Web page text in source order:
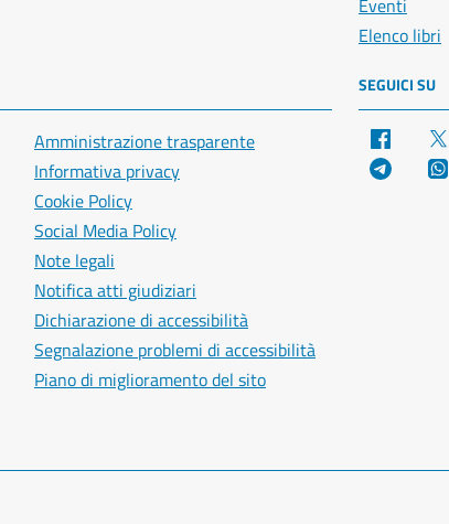
Eventi
Elenco libri
Amministrazione trasparente
Informativa privacy
Cookie Policy
Social Media Policy
Note legali
Notifica atti giudiziari
Dichiarazione di accessibilità
Segnalazione problemi di accessibilità
Piano di miglioramento del sito
SEGUICI SU
Facebook
Telegram